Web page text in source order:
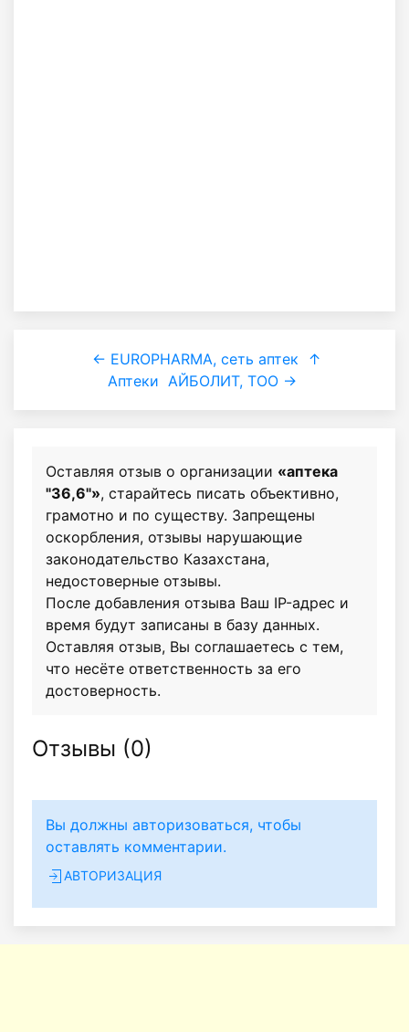
← EUROPHARMA, сеть аптек
↑
Аптеки АЙБОЛИТ, ТОО →
Оставляя отзыв о организации «аптека
"36,6"», старайтесь писать объективно,
грамотно и по существу. Запрещены
оскорбления, отзывы нарушающие
законодательство Казахстана,
недостоверные отзывы.
После добавления отзыва Ваш IP-адрес и
время будут записаны в базу данных.
Оставляя отзыв, Вы соглашаетесь с тем,
что несёте ответственность за его
достоверность.
Отзывы (0)
Вы должны авторизоваться, чтобы
оставлять комментарии.
АВТОРИЗАЦИЯ